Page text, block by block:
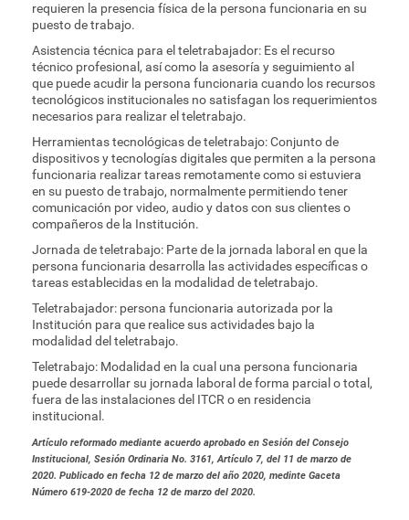
requieren la presencia física de la persona funcionaria en su
puesto de trabajo.
Asistencia técnica para el teletrabajador: Es el recurso
técnico profesional, así como la asesoría y seguimiento al
que puede acudir la persona funcionaria cuando los recursos
tecnológicos institucionales no satisfagan los requerimientos
necesarios para realizar el teletrabajo.
Herramientas tecnológicas de teletrabajo: Conjunto de
dispositivos y tecnologías digitales que permiten a la persona
funcionaria realizar tareas remotamente como si estuviera
en su puesto de trabajo, normalmente permitiendo tener
comunicación por video, audio y datos con sus clientes o
compañeros de la Institución.
Jornada de teletrabajo: Parte de la jornada laboral en que la
persona funcionaria desarrolla las actividades específicas o
tareas establecidas en la modalidad de teletrabajo.
Teletrabajador: persona funcionaria autorizada por la
Institución para que realice sus actividades bajo la
modalidad del teletrabajo.
Teletrabajo: Modalidad en la cual una persona funcionaria
puede desarrollar su jornada laboral de forma parcial o total,
fuera de las instalaciones del ITCR o en residencia
institucional.
Artículo reformado mediante acuerdo aprobado en Sesión del Consejo
Institucional, Sesión Ordinaria No. 3161, Artículo 7, del 11 de marzo de
2020. Publicado en fecha 12 de marzo del año 2020, medinte Gaceta
Número 619-2020 de fecha 12 de marzo del 2020.